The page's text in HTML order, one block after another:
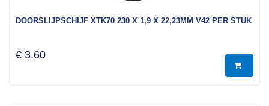
DOORSLIJPSCHIJF XTK70 230 X 1,9 X 22,23MM V42 PER STUK
€ 3.60